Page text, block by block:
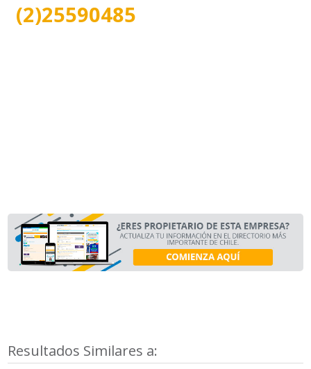
(2)25590485
Resultados Similares a: